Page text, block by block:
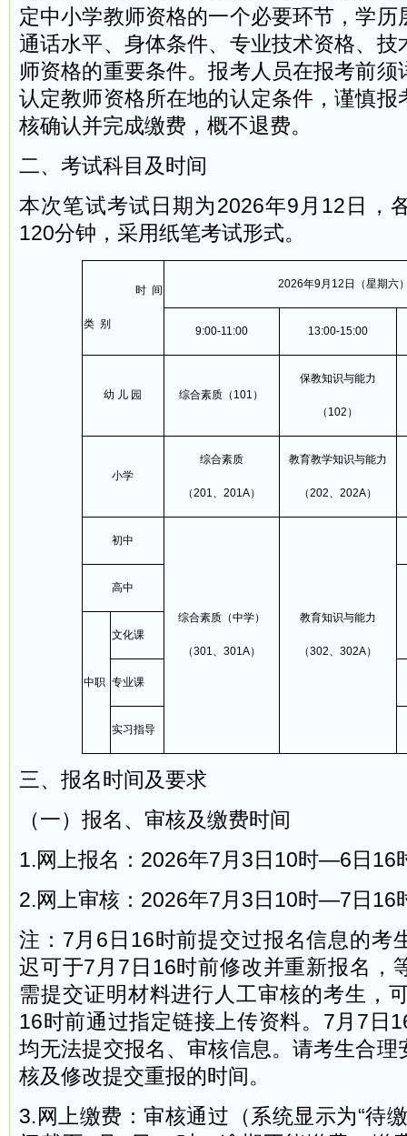
定中小学教师资格的一个必要环节，学历
通话水平、身体条件、专业技术资格、技
师资格的重要条件。报考人员在报考前须
认定教师资格所在地的认定条件，谨慎报
核确认并完成缴费，概不退费。
二、考试科目及时间
本次笔试考试日期为2026年9月12日，
120分钟，采用纸笔考试形式。
时 间
类 别
2026年9月12日（星期六
9:00-11:00 13:00-15:00
幼 儿 园 综合素质（101）
保教知识与能力
（102）
小学
综合素质
（201、201A）
教育教学知识与能力
（202、202A）
初中
综合素质（中学）
（301、301A）
教育知识与能力
（302、302A）
高中
中职
文化课
专业课
实习指导
三、报名时间及要求
（一）报名、审核及缴费时间
1.网上报名：2026年7月3日10时—6日16
2.网上审核：2026年7月3日10时—7日16
注：7月6日16时前提交过报名信息的考
迟可于7月7日16时前修改并重新报名，
需提交证明材料进行人工审核的考生，
16时前通过指定链接上传资料。7月7日
均无法提交报名、审核信息。请考生合理
核及修改提交重报的时间。
3.网上缴费：审核通过（系统显示为“待